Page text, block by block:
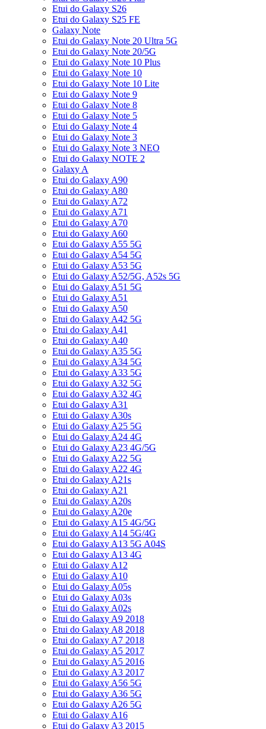
Etui do Galaxy S26
Etui do Galaxy S25 FE
Galaxy Note
Etui do Galaxy Note 20 Ultra 5G
Etui do Galaxy Note 20/5G
Etui do Galaxy Note 10 Plus
Etui do Galaxy Note 10
Etui do Galaxy Note 10 Lite
Etui do Galaxy Note 9
Etui do Galaxy Note 8
Etui do Galaxy Note 5
Etui do Galaxy Note 4
Etui do Galaxy Note 3
Etui do Galaxy Note 3 NEO
Etui do Galaxy NOTE 2
Galaxy A
Etui do Galaxy A90
Etui do Galaxy A80
Etui do Galaxy A72
Etui do Galaxy A71
Etui do Galaxy A70
Etui do Galaxy A60
Etui do Galaxy A55 5G
Etui do Galaxy A54 5G
Etui do Galaxy A53 5G
Etui do Galaxy A52/5G, A52s 5G
Etui do Galaxy A51 5G
Etui do Galaxy A51
Etui do Galaxy A50
Etui do Galaxy A42 5G
Etui do Galaxy A41
Etui do Galaxy A40
Etui do Galaxy A35 5G
Etui do Galaxy A34 5G
Etui do Galaxy A33 5G
Etui do Galaxy A32 5G
Etui do Galaxy A32 4G
Etui do Galaxy A31
Etui do Galaxy A30s
Etui do Galaxy A25 5G
Etui do Galaxy A24 4G
Etui do Galaxy A23 4G/5G
Etui do Galaxy A22 5G
Etui do Galaxy A22 4G
Etui do Galaxy A21s
Etui do Galaxy A21
Etui do Galaxy A20s
Etui do Galaxy A20e
Etui do Galaxy A15 4G/5G
Etui do Galaxy A14 5G/4G
Etui do Galaxy A13 5G A04S
Etui do Galaxy A13 4G
Etui do Galaxy A12
Etui do Galaxy A10
Etui do Galaxy A05s
Etui do Galaxy A03s
Etui do Galaxy A02s
Etui do Galaxy A9 2018
Etui do Galaxy A8 2018
Etui do Galaxy A7 2018
Etui do Galaxy A5 2017
Etui do Galaxy A5 2016
Etui do Galaxy A3 2017
Etui do Galaxy A56 5G
Etui do Galaxy A36 5G
Etui do Galaxy A26 5G
Etui do Galaxy A16
Etui do Galaxy A3 2015